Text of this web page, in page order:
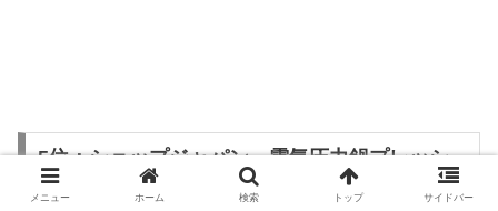
5位：ショップジャパン 電気圧力鍋プレッシ
ャーキングプロ マイコン式
メニュー ホーム 検索 トップ サイドバー